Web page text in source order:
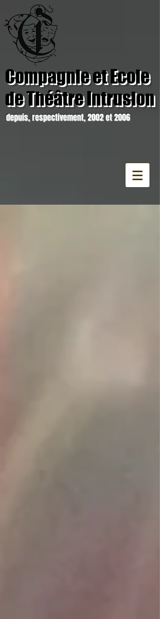
Compagnie et Ecole
de Théâtre Intrusion
depuis, respectivement, 2002 et 2006